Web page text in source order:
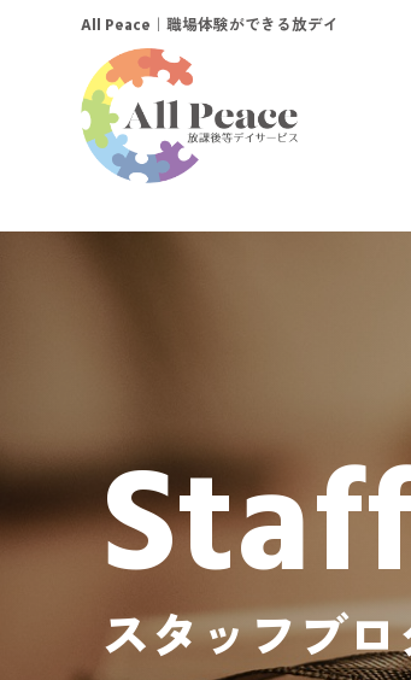
All Peace ｜職場体験ができる放デイ
スタッフブ